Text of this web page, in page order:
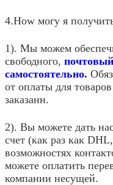
4.How могу я
1). Мы можем
свободного,
самостоятельно.
от оплаты для
заказанн.
2). Вы можете дать
счет (как раз как
возможностях
можете оплатить
компании несущей.